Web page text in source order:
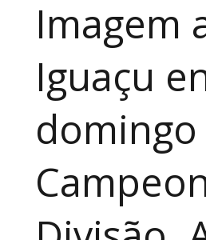
Imagem
Iguaçu